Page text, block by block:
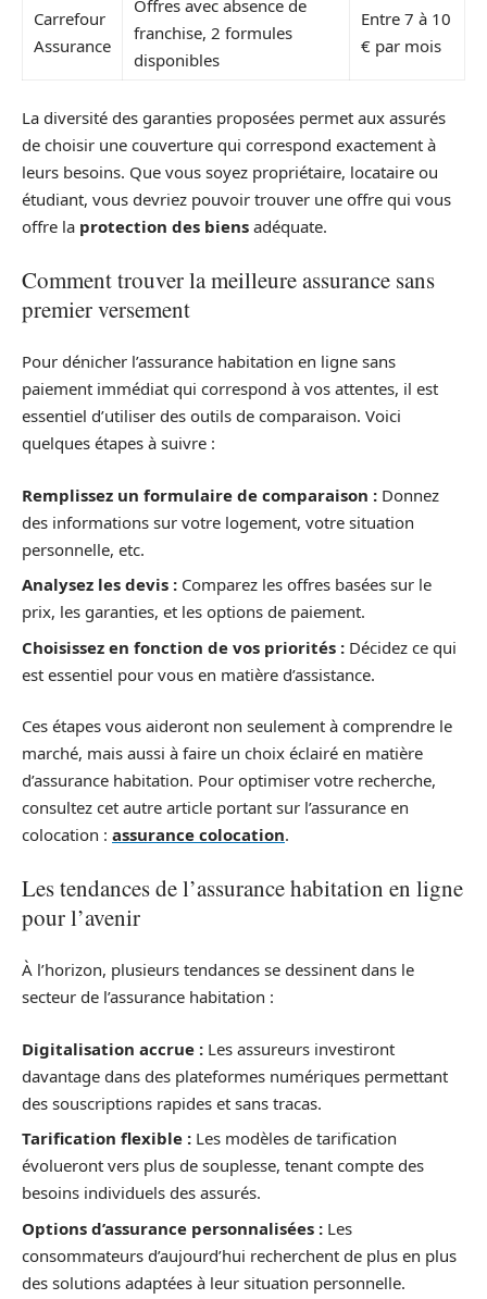
Carrefour
Assurance
Offres avec absence de
franchise, 2 formules
disponibles
Entre 7 à 10
€ par mois
La diversité des garanties proposées permet aux assurés
de choisir une couverture qui correspond exactement à
leurs besoins. Que vous soyez propriétaire, locataire ou
étudiant, vous devriez pouvoir trouver une offre qui vous
offre la protection des biens adéquate.
Comment trouver la meilleure assurance sans
premier versement
Pour dénicher l’assurance habitation en ligne sans
paiement immédiat qui correspond à vos attentes, il est
essentiel d’utiliser des outils de comparaison. Voici
quelques étapes à suivre :
Remplissez un formulaire de comparaison : Donnez
des informations sur votre logement, votre situation
personnelle, etc.
Analysez les devis : Comparez les offres basées sur le
prix, les garanties, et les options de paiement.
Choisissez en fonction de vos priorités : Décidez ce qui
est essentiel pour vous en matière d’assistance.
Ces étapes vous aideront non seulement à comprendre le
marché, mais aussi à faire un choix éclairé en matière
d’assurance habitation. Pour optimiser votre recherche,
consultez cet autre article portant sur l’assurance en
colocation : assurance colocation.
Les tendances de l’assurance habitation en ligne
pour l’avenir
À l’horizon, plusieurs tendances se dessinent dans le
secteur de l’assurance habitation :
Digitalisation accrue : Les assureurs investiront
davantage dans des plateformes numériques permettant
des souscriptions rapides et sans tracas.
Tarification flexible : Les modèles de tarification
évolueront vers plus de souplesse, tenant compte des
besoins individuels des assurés.
Options d’assurance personnalisées : Les
consommateurs d’aujourd’hui recherchent de plus en plus
des solutions adaptées à leur situation personnelle.